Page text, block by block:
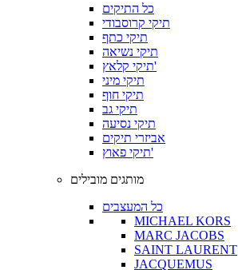
כל התיקים
תיקי קרוסבודי
תיקי כתף
תיקי נשיאה
תיקי קלאץ'
תיקי מיני
תיקי חוף
תיקי גב
תיקי נסיעה
אביזרי תיקים
תיקי פאוץ'
מותגים מובילים
כל המעצבים
MICHAEL KORS
MARC JACOBS
SAINT LAURENT
JACQUEMUS